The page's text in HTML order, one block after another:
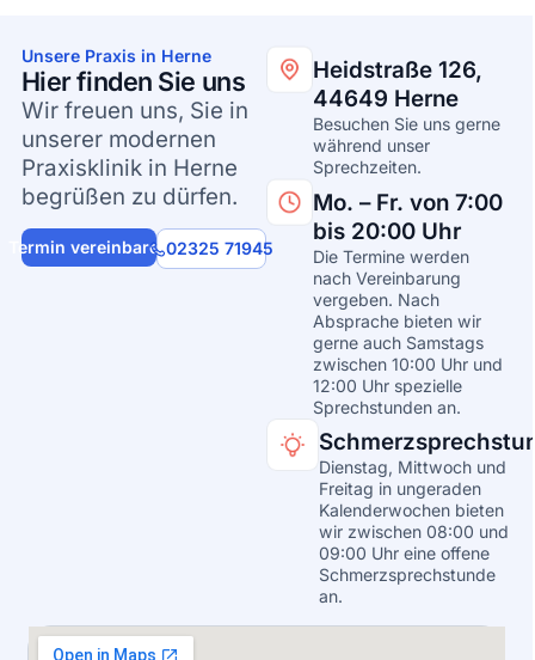
Unsere Praxis in Herne
Hier finden Sie uns
Wir freuen uns, Sie in
unserer modernen
Praxisklinik in Herne
begrüßen zu dürfen.
Termin vereinbaren02325 71945
Heidstraße 126,
44649 Herne
Besuchen Sie uns gerne
während unser
Sprechzeiten.
Mo. – Fr. von 7:00
bis 20:00 Uhr
Die Termine werden
nach Vereinbarung
vergeben. Nach
Absprache bieten wir
gerne auch Samstags
zwischen 10:00 Uhr und
12:00 Uhr spezielle
Sprechstunden an.
Dienstag, Mittwoch und
Freitag in ungeraden
Kalenderwochen bieten
wir zwischen 08:00 und
09:00 Uhr eine offene
Schmerzsprechstunde
an.